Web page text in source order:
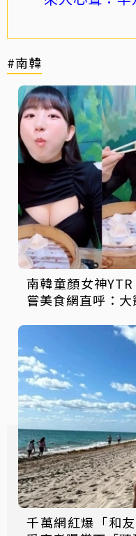
#南韓
南韓童顏女神
嘗美食網直呼：大
千萬網紅爆「和